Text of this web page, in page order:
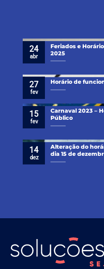
Feriados e
2025
24
abr
Horário de
27
fev
Carnaval 2023 –
Público
15
fev
Alteração do
dia 15 de
14
dez